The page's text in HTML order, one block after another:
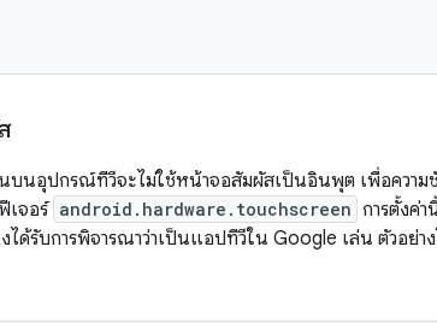
บนอุปกรณ์ทีวีจะไม่ใช้หน้าจอสัมผัสเป็นอินพุต เพื่อควา
เจอร์ android.hardware.touchscreen การตั้งค่
รับการพิจารณาว่าเป็นแอปทีวีใน Google เล่น ตัวอย่าง